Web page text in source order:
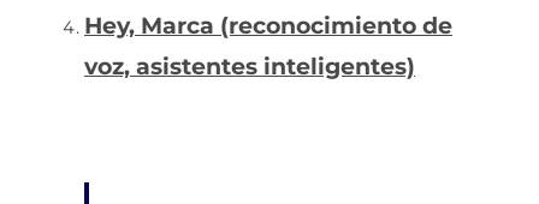
Hey, Marca (reconocimiento de
voz, asistentes inteligentes)